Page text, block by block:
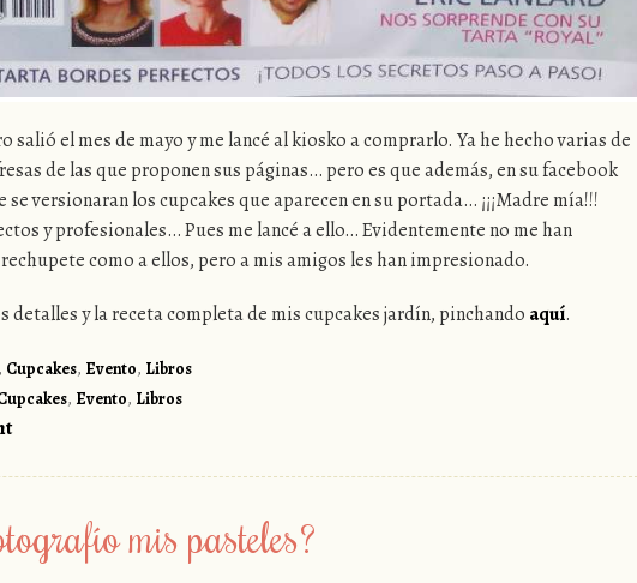
salió el mes de mayo y me lancé al kiosko a comprarlo. Ya he hecho varias de
de las que proponen sus páginas… pero es que además, en su facebook
versionaran los cupcakes que aparecen en su portada… ¡¡¡Madre mía!!!
y profesionales… Pues me lancé a ello… Evidentemente no me han
como a ellos, pero a mis amigos les han impresionado.
detalles y la receta completa de mis cupcakes jardín, pinchando aquí.
, Cupcakes, Evento, Libros
, Evento, Libros
mis pasteles?